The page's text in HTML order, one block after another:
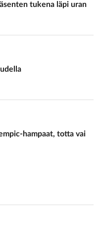
tukena läpi uran
hampaat, totta vai